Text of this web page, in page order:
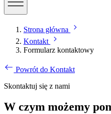
Strona główna
Kontakt
Formularz kontaktowy
Powrót do Kontakt
Skontaktuj się z nami
W czym możemy